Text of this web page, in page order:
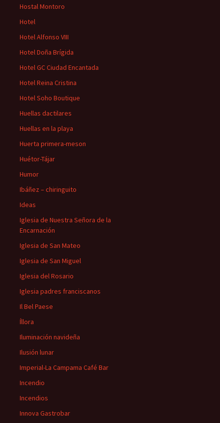
Hostal Montoro
Hotel
Hotel Alfonso VIII
Hotel Doña Brígida
Hotel GC Ciudad Encantada
Hotel Reina Cristina
Hotel Soho Boutique
Huellas dactilares
Huellas en la playa
Huerta primera-meson
Huétor-Tájar
Humor
Ibáñez – chiringuito
Ideas
Iglesia de Nuestra Señora de la
Encarnación
Iglesia de San Mateo
Iglesia de San Miguel
Iglesia del Rosario
Iglesia padres franciscanos
Il Bel Paese
Íllora
Iluminación navideña
Ilusión lunar
Imperial-La Campama Café Bar
Incendio
Incendios
Innova Gastrobar